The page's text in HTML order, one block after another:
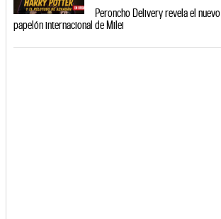
Peroncho Delivery revela el nuevo
papelón internacional de Milei